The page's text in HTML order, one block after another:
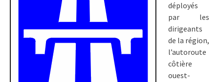
déployés
par les
dirigeants
de la région,
l’autoroute
côtière
ouest-